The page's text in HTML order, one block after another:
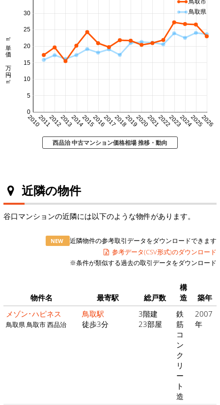
20102011201220132014201520162017201820192020202120222023202420252026
0
5
10
15
20
25
30
㎡単価 万円/㎡
鳥取市
鳥取県
西品治 中古マンション価格相場 推移・動向
近隣の物件
谷口マンションの近隣には以下のような物件があります。
NEW
近隣物件の参考取引データをダウンロードできます
参考データ(CSV形式)のダウンロード
※条件が類似する過去の取引データをダウンロード
物件名 最寄駅 総戸数
構
造
築年
メゾン･ハピネス
鳥取県 鳥取市 西品治
鳥取駅
徒歩3分
3階建
23部屋
鉄
筋
コ
ン
ク
リ
ー
ト
造
2007
年